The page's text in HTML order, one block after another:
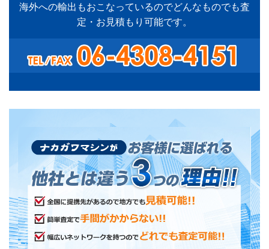
海外への輸出もおこなっているのでどんなものでも査
定・お見積もり可能です。